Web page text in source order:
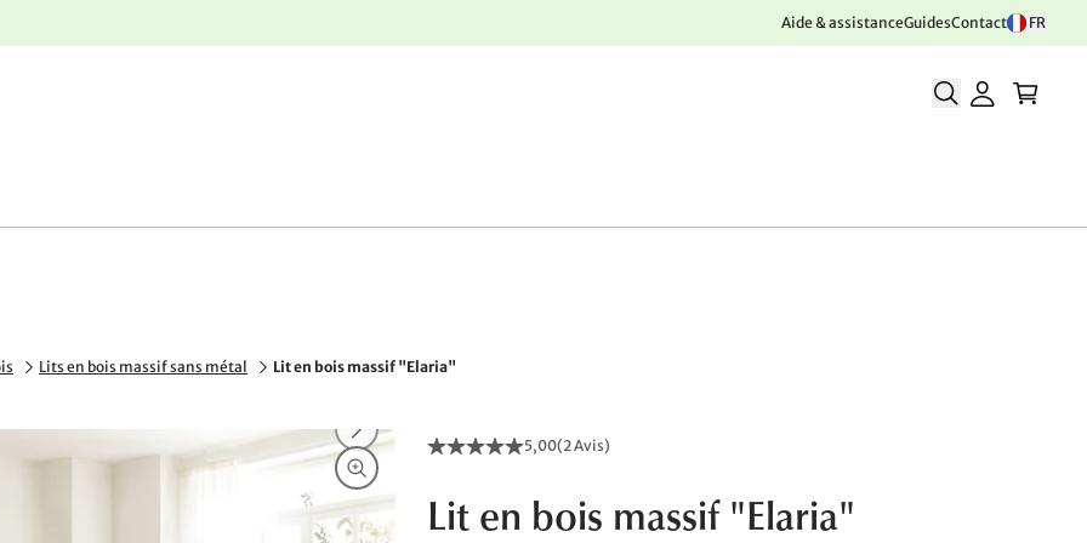
Aide & assistanceGuidesContact FR
Lits en bois massif sans métal Lit en bois massif "Elaria"
5,00(2 Avis)
Lit en bois massif "Elaria"